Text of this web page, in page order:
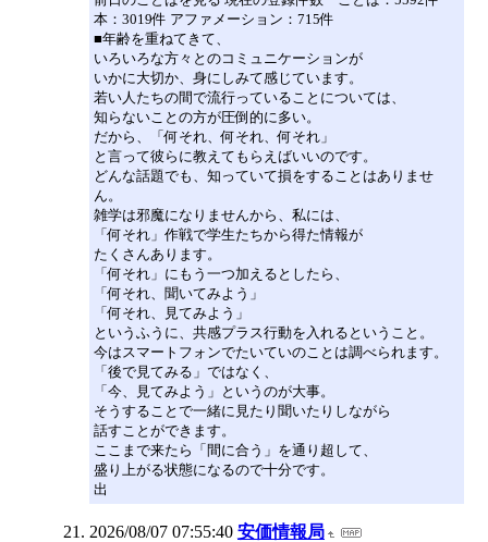
本：3019件 アファメーション：715件
■年齢を重ねてきて、
いろいろな方々とのコミュニケーションが
いかに大切か、身にしみて感じています。
若い人たちの間で流行っていることについては、
知らないことの方が圧倒的に多い。
だから、「何それ、何それ、何それ」
と言って彼らに教えてもらえばいいのです。
どんな話題でも、知っていて損をすることはありませ
ん。
雑学は邪魔になりませんから、私には、
「何それ」作戦で学生たちから得た情報が
たくさんあります。
「何それ」にもう一つ加えるとしたら、
「何それ、聞いてみよう」
「何それ、見てみよう」
というふうに、共感プラス行動を入れるということ。
今はスマートフォンでたいていのことは調べられます。
「後で見てみる」ではなく、
「今、見てみよう」というのが大事。
そうすることで一緒に見たり聞いたりしながら
話すことができます。
ここまで来たら「間に合う」を通り超して、
盛り上がる状態になるので十分です。
出
2026/08/07 07:55:40 安価情報局